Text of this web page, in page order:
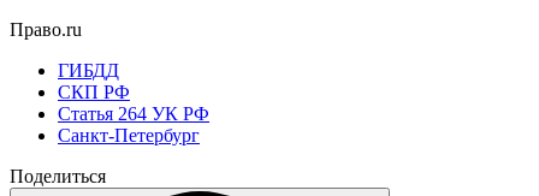
Право.ru
ГИБДД
СКП РФ
Статья 264 УК РФ
Санкт-Петербург
Поделиться